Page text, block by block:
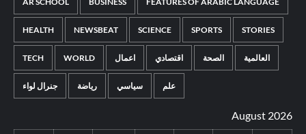
HEALTH NEWSBEAT SCIENCE SPORTS STORIES
TECH WORLD اعمال اقتصادي الصحة العالمية
جنرال لواء رياضة سياسي علم
August 2026